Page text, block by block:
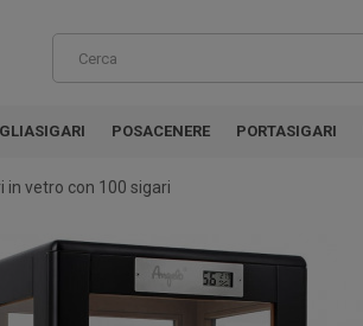
POSACENERE PORTASIGARI
in vetro con 100 sigari